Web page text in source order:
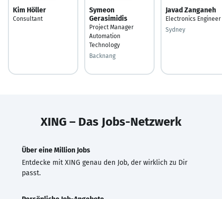
Kim Höller
Consultant
Symeon
Gerasimidis
Project Manager
Automation
Technology
Backnang
Javad Zanganeh
Electronics Engineer
Sydney
XING – Das Jobs-Netzwerk
Über eine Million Jobs
Entdecke mit XING genau den Job, der wirklich zu Dir
passt.